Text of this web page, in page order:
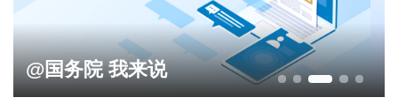
影响营商环境建设问题线索征集